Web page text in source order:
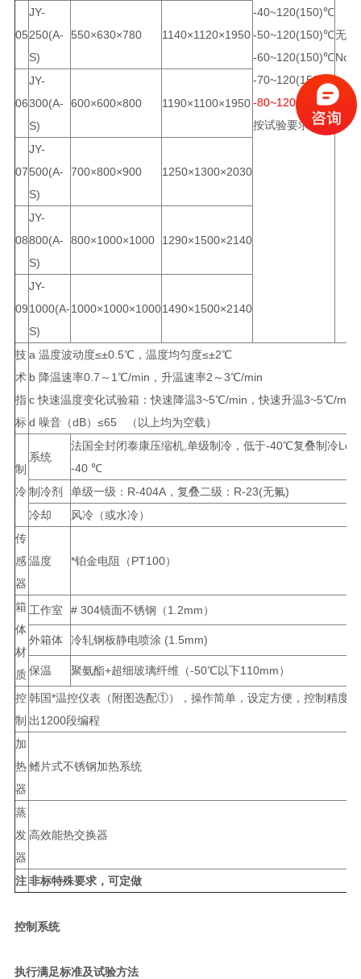
-40~120(150)℃
-50~120(150)℃
-60~120(150)℃
-70~120(150)℃
-80~120(150)℃
按试验要求选定
无
No
05
JY-
250(A-
S)
550×630×780 1140×1120×1950
06
JY-
300(A-
S)
600×600×800 1190×1100×1950
07
JY-
500(A-
S)
700×800×900 1250×1300×2030
08
JY-
800(A-
S)
800×1000×1000 1290×1500×2140
09
JY-
1000(A-
S)
1000×1000×10001490×1500×2140
技
术
指
标
a 温度波动度≤±0.5℃，温度均匀度≤±2℃
b 降温速率0.7～1℃/min，升温速率2～3℃/min
c 快速温度变化试验箱：快速降温3~5℃/min，快速升温3~5℃/min
d 噪音（dB）≤65 （以上均为空载）
制
冷
系统
法国全封闭泰康压缩机,单级制冷，低于-40℃复叠制冷
-40 ℃
制冷剂
单级一级：R-404A，复叠二级：R-23(无氟)
冷却
风冷（或水冷）
传
感
器
温度 *铂金电阻（PT100）
箱
体
材
质
工作室 # 304镜面不锈钢（1.2mm）
外箱体 冷轧钢板静电喷涂 (1.5mm)
保温 聚氨酯+超细玻璃纤维（-50℃以下110mm）
控
制
韩国*温控仪表（附图选配①），操作简单，设定方便，控制精度
出1200段编程
加
热
器
鳍片式不锈钢加热系统
蒸
发
器
高效能热交换器
注非标特殊要求，可定做
控制系统
执行满足标准及试验方法